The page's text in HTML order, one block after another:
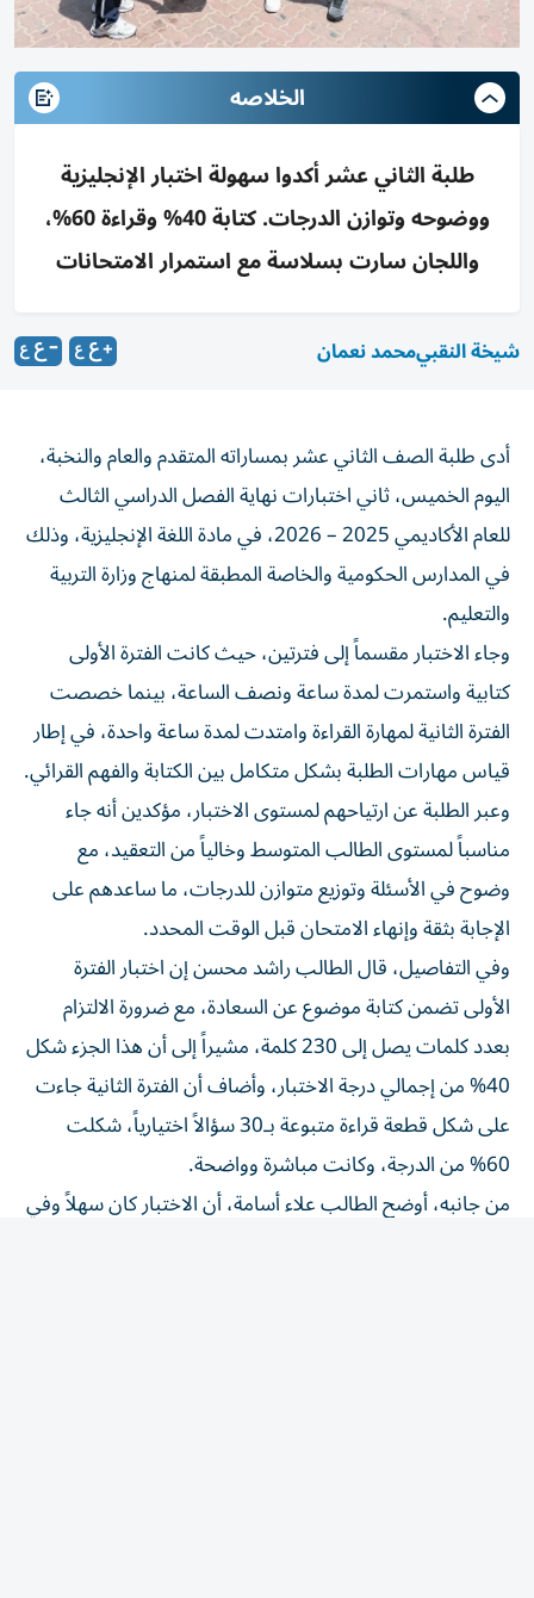
الخلاصه
طلبة الثاني عشر أكدوا سهولة اختبار الإنجليزية
ووضوحه وتوازن الدرجات. كتابة 40% وقراءة 60%،
واللجان سارت بسلاسة مع استمرار الامتحانات
شيخة النقبيمحمد نعمان
أدى طلبة الصف الثاني عشر بمساراته المتقدم والعام والنخبة،
اليوم الخميس، ثاني اختبارات نهاية الفصل الدراسي الثالث
للعام الأكاديمي 2025 – 2026، في مادة اللغة الإنجليزية، وذلك
في المدارس الحكومية والخاصة المطبقة لمنهاج وزارة التربية
والتعليم.
وجاء الاختبار مقسماً إلى فترتين، حيث كانت الفترة الأولى
كتابية واستمرت لمدة ساعة ونصف الساعة، بينما خصصت
الفترة الثانية لمهارة القراءة وامتدت لمدة ساعة واحدة، في إطار
قياس مهارات الطلبة بشكل متكامل بين الكتابة والفهم القرائي.
وعبر الطلبة عن ارتياحهم لمستوى الاختبار، مؤكدين أنه جاء
مناسباً لمستوى الطالب المتوسط وخالياً من التعقيد، مع
وضوح في الأسئلة وتوزيع متوازن للدرجات، ما ساعدهم على
الإجابة بثقة وإنهاء الامتحان قبل الوقت المحدد.
وفي التفاصيل، قال الطالب راشد محسن إن اختبار الفترة
الأولى تضمن كتابة موضوع عن السعادة، مع ضرورة الالتزام
بعدد كلمات يصل إلى 230 كلمة، مشيراً إلى أن هذا الجزء شكل
40% من إجمالي درجة الاختبار، وأضاف أن الفترة الثانية جاءت
على شكل قطعة قراءة متبوعة بـ30 سؤالاً اختيارياً، شكلت
60% من الدرجة، وكانت مباشرة وواضحة.
من جانبه، أوضح الطالب علاء أسامة، أن الاختبار كان سهلاً وفي